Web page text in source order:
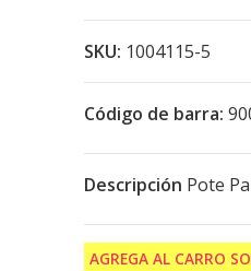
SKU: 1004115-5
Código de barra:
Descripción Pote
AGREGA AL CARRO